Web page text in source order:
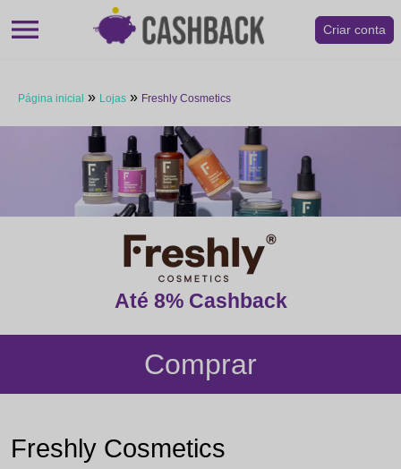
menu Criar conta
Página inicial » Lojas » Freshly Cosmetics
Até 8% Cashback
Comprar
Freshly Cosmetics